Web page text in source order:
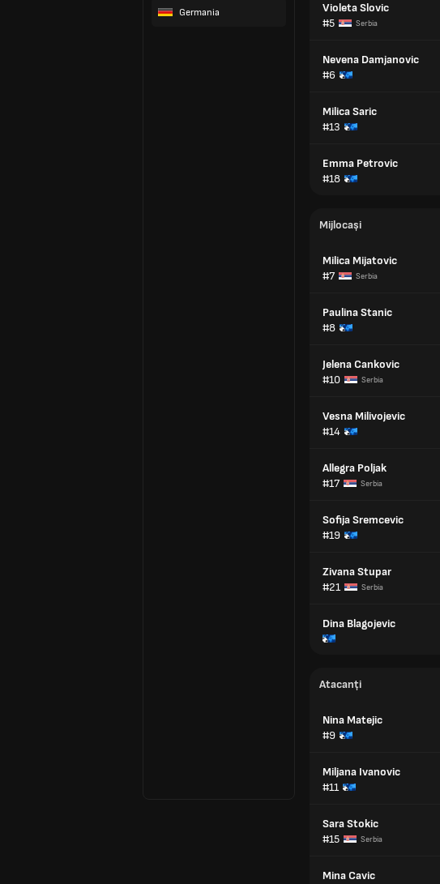
Germania
Violeta Slovic
#5
Serbia
Nevena Damjanovic
#6
Milica Saric
#13
Emma Petrovic
#18
Mijlocași
Milica Mijatovic
#7
Serbia
Paulina Stanic
#8
Jelena Cankovic
#10
Serbia
Vesna Milivojevic
#14
Allegra Poljak
#17
Serbia
Sofija Sremcevic
#19
Zivana Stupar
#21
Serbia
Dina Blagojevic
Atacanți
Nina Matejic
#9
Miljana Ivanovic
#11
Sara Stokic
#15
Serbia
Mina Cavic